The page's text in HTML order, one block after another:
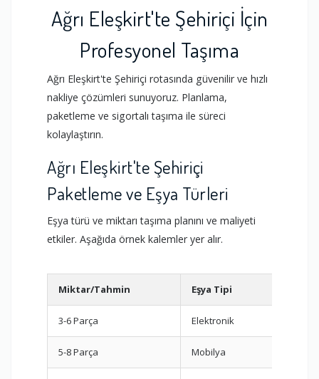
Ağrı Eleşkirt'te Şehiriçi İçin
Profesyonel Taşıma
Ağrı Eleşkirt'te Şehiriçi rotasında güvenilir ve hızlı
nakliye çözümleri sunuyoruz. Planlama,
paketleme ve sigortalı taşıma ile süreci
kolaylaştırın.
Ağrı Eleşkirt'te Şehiriçi
Paketleme ve Eşya Türleri
Eşya türü ve miktarı taşıma planını ve maliyeti
etkiler. Aşağıda örnek kalemler yer alır.
Miktar/Tahmin Eşya Tipi
3-6 Parça Elektronik
5-8 Parça Mobilya